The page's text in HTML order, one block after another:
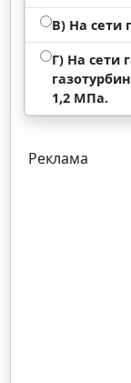
В) На сети
Г) На сети
1,2 МПа.
Реклама